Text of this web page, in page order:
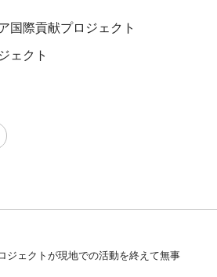
国際貢献プロジェクト
ェクト
ジェクトが現地での活動を終えて無事